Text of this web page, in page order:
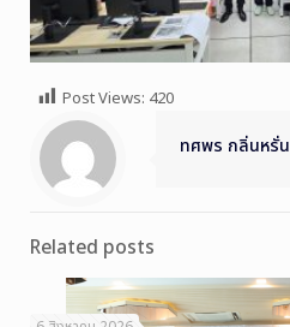
Post Views: 420
ทศพร กลิ่นหรั่น
Related posts